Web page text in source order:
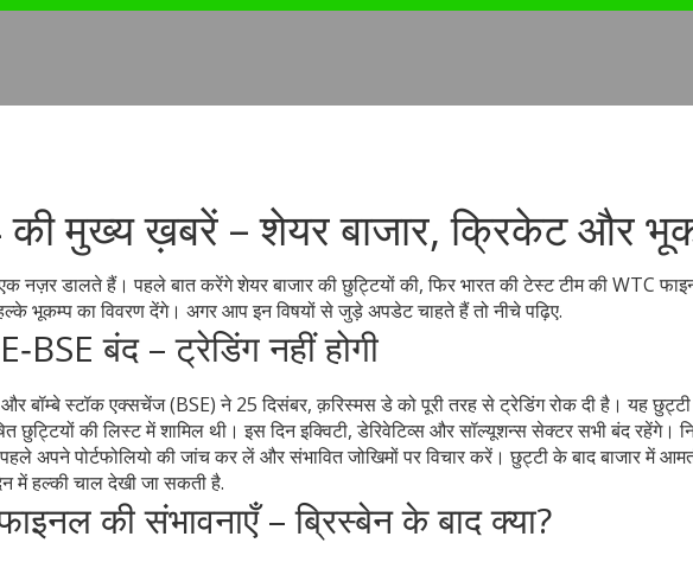
मुख्य ख़बरें – शेयर बाजार, क्रिकेट और
नज़र डालते हैं। पहले बात करेंगे शेयर बाजार की छुट्टियों की, फिर भारत की टेस्ट टीम की WTC
भूकम्प का विवरण देंगे। अगर आप इन विषयों से जुड़े अपडेट चाहते हैं तो नीचे पढ़िए.
बंद – ट्रेडिंग नहीं होगी
बॉम्बे स्टॉक एक्सचेंज (BSE) ने 25 दिसंबर, क़रिस्मस डे को पूरी तरह से ट्रेडिंग रोक दी है। यह
छुट्टियों की लिस्ट में शामिल थी। इस दिन इक्विटी, डेरिवेटिव्स और सॉल्यूशन्स सेक्टर सभी बंद रहेंगे।
अपने पोर्टफोलियो की जांच कर लें और संभावित जोखिमों पर विचार करें। छुट्टी के बाद बाजार में
में हल्की चाल देखी जा सकती है.
की संभावनाएँ – ब्रिस्बेन के बाद क्या?